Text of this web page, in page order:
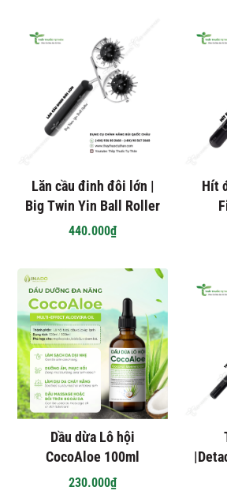
Lăn cầu đinh đôi lớn |
Big Twin Yin Ball Roller
440.000₫
Hít
Dầu dừa Lô hội
CocoAloe 100ml
230.000₫